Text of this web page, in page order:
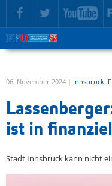
zur Hauptnavigation
zum Inhalt springen
06. November 2024 | Innsbruck,
ist in
Stadt Innsbruck kann nicht